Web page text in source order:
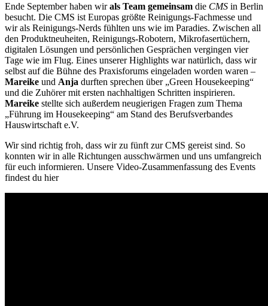
Ende September haben wirals Team gemeinsam die CMS in Berlin
besucht. Die CMS ist Europas größte Reinigungs-Fachmesse und
wir als Reinigungs-Nerds fühlten uns wie im Paradies. Zwischen all
den Produktneuheiten, Reinigungs-Robotern, Mikrofasertüchern,
digitalen Lösungen und persönlichen Gesprächen vergingen vier
Tage wie im Flug. Eines unserer Highlights war natürlich, dass wir
selbst auf die Bühne des Praxisforums eingeladen worden waren –
Mareike und Anja durften sprechen über „Green Housekeeping“
und die Zuhörer mit ersten nachhaltigen Schritten inspirieren.
Mareike stellte sich außerdem neugierigen Fragen zum Thema
„Führung im Housekeeping“ am Stand des Berufsverbandes
Hauswirtschaft e.V.
Wir sind richtig froh, dass wir zu fünft zur CMS gereist sind. So
konnten wir in alle Richtungen ausschwärmen und uns umfangreich
für euch informieren. Unsere Video-Zusammenfassung des Events
findest du hier